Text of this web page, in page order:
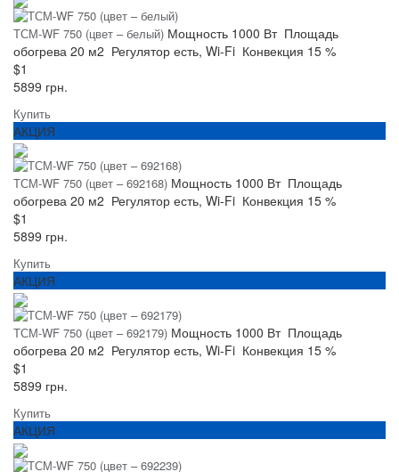
ТСМ-WF 750 (цвет – белый) Мощность 1000 Вт Площадь
обогрева 20 м2 Регулятор есть, Wi-Fi Конвекция 15 %
$1
5899 грн.
Купить
АКЦИЯ
ТСМ-WF 750 (цвет – 692168) Мощность 1000 Вт Площадь
обогрева 20 м2 Регулятор есть, Wi-Fi Конвекция 15 %
$1
5899 грн.
Купить
АКЦИЯ
ТСМ-WF 750 (цвет – 692179) Мощность 1000 Вт Площадь
обогрева 20 м2 Регулятор есть, Wi-Fi Конвекция 15 %
$1
5899 грн.
Купить
АКЦИЯ